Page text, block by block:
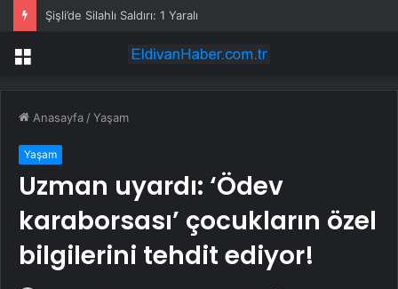
Şişli’de Silahlı Saldırı: 1 Yaralı
Menü
Anasayfa /Yaşam
Yaşam
Uzman uyardı: ‘Ödev
karaborsası’ çocukların özel
bilgilerini tehdit ediyor!